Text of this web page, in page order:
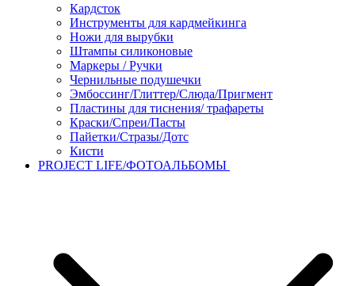
Кардсток
Инструменты для кардмейкинга
Ножи для вырубки
Штампы силиконовые
Маркеры / Ручки
Чернильные подушечки
Эмбоссинг/Глиттер/Слюда/Пригмент
Пластины для тиснения/ трафареты
Краски/Спреи/Пасты
Пайетки/Стразы/Дотс
Кисти
PROJECT LIFE/ФОТОАЛЬБОМЫ